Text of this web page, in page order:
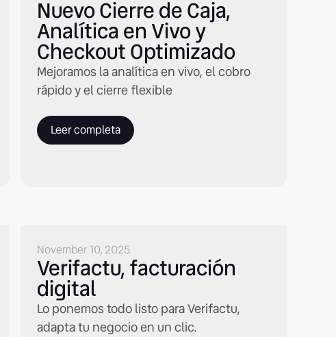
Nuevo Cierre de Caja,
Analítica en Vivo y
Checkout Optimizado
Mejoramos la analítica en vivo, el cobro
rápido y el cierre flexible
Leer completa
November 10, 2025
Verifactu, facturación
digital
Lo ponemos todo listo para Verifactu,
adapta tu negocio en un clic.